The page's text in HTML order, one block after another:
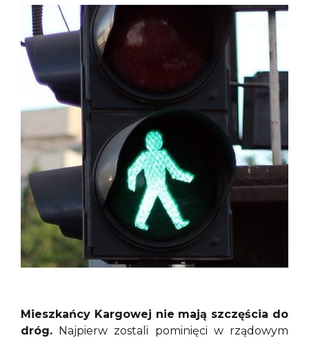
Mieszkańcy Kargowej nie mają szczęścia do
dróg. Najpierw zostali pominięci w rządowym